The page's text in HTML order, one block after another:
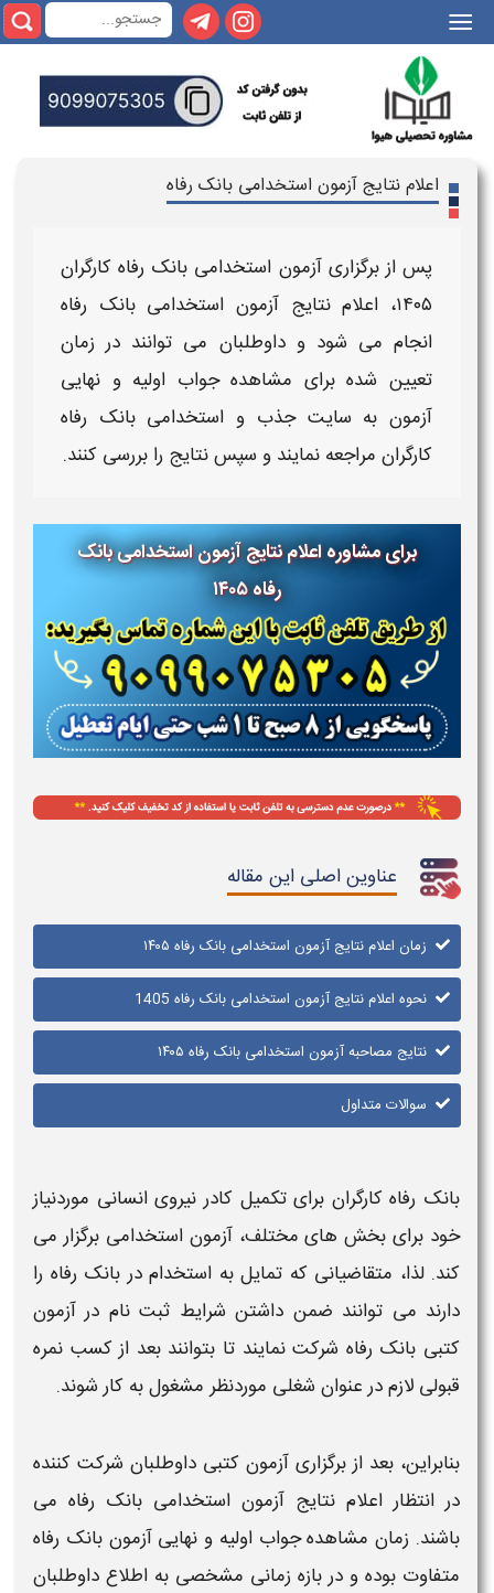
|||
اعلام نتایج آزمون استخدامی بانک رفاه
پس از برگزاریآزمون استخدامی بانک رفاه کارگران
۱۴۰۵، اعلام نتایج آزمون استخدامی بانک رفاه
انجام می شود و داوطلبان می توانند در زمان
تعیین شده برای مشاهدهجواب اولیه و نهایی
آزمون به سایت جذب و استخدامی بانک رفاه
کارگران مراجعه نمایند و سپسنتایج را بررسی کنند.
برای مشاوره اعلام نتایج آزمون استخدامی بانک
رفاه ۱۴۰۵
عناوین اصلی این مقاله
زمان اعلام نتایج آزمون استخدامی بانک رفاه ۱۴۰۵
نحوه اعلام نتایج آزمون استخدامی بانک رفاه 1405
نتایج مصاحبه آزمون استخدامی بانک رفاه ۱۴۰۵
سوالات متداول
بانک رفاه کارگران برای تکمیل کادر نیروی انسانی موردنیاز
خود برای بخش های مختلف، آزمون استخدامیبرگزار می
کند. لذا، متقاضیانی که تمایل به استخدامدر بانک رفاه را
دارند می توانند ضمن داشتن شرایط ثبت نام در آزمون
کتبی بانک رفاه شرکت نمایند تا بتوانند بعد از کسب نمره
قبولی لازم در عنوان شغلی موردنظر مشغول به کار شوند.
بنابراین، بعد از برگزاری آزمون کتبی داوطلبان شرکت کننده
در انتظار اعلام نتایج آزمون استخدامی بانک رفاه می
باشند. زمان مشاهدهجواباولیه و نهایی آزمون بانک رفاه
متفاوت بوده و در بازه زمانی مشخصی به اطلاع داوطلبان